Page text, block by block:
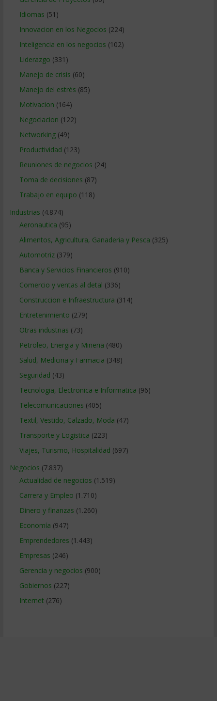
Idiomas (51)
Innovacion en los Negocios (224)
Inteligencia en los negocios (102)
Liderazgo (331)
Manejo de crisis (60)
Manejo del estrés (85)
Motivacion (164)
Negociacion (122)
Networking(49)
Productividad (123)
Reuniones de negocios (24)
Toma de decisiones (87)
Trabajo en equipo (118)
Industrias (4.874)
Aeronautica (95)
Alimentos, Agricultura, Ganaderia y Pesca (325)
Automotriz(379)
Banca y Servicios Financieros (910)
Comercio y ventas al detal (336)
Construccion e Infraestructura (314)
Entretenimiento (279)
Otras industrias (73)
Petroleo, Energia y Mineria (480)
Salud, Medicina y Farmacia (348)
Seguridad (43)
Tecnologia, Electronica e Informatica (96)
Telecomunicaciones (405)
Textil, Vestido, Calzado, Moda (47)
Transporte y Logistica (223)
Viajes, Turismo, Hospitalidad (697)
Negocios (7.837)
Actualidad de negocios (1.519)
Carrera y Empleo (1.710)
Dinero y finanzas (1.260)
Economía (947)
Emprendedores (1.443)
Empresas (246)
Gerencia y negocios (900)
Gobiernos (227)
Internet (276)